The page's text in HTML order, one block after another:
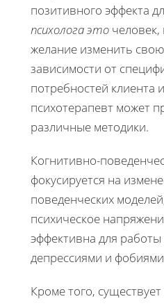
позитивного эффекта
психолога это
желание изменить
зависимости от
потребностей клиента
психотерапевт может
различные методики.
Когнитивно-
фокусируется на
поведенческих
психическое
эффективна для работы
депрессиями и
Кроме того,